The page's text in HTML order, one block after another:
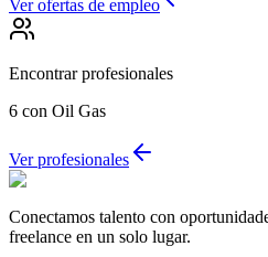
Ver ofertas de empleo
Encontrar profesionales
6 con Oil Gas
Ver profesionales
Conectamos talento con
freelance en un solo lugar.